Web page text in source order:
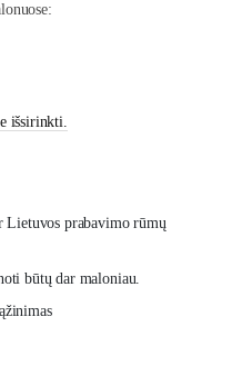
išsirinkti.
prabavimo rūmų
būtų dar maloniau.